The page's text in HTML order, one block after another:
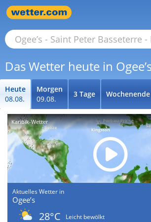
Das Wetter heute in
Heute
08.08.
Morgen
09.08.
3 Tage Wochenende
Karibik-Wetter
Aktuelles Wetter in
Ogee’s
28°C
Leicht bewölkt